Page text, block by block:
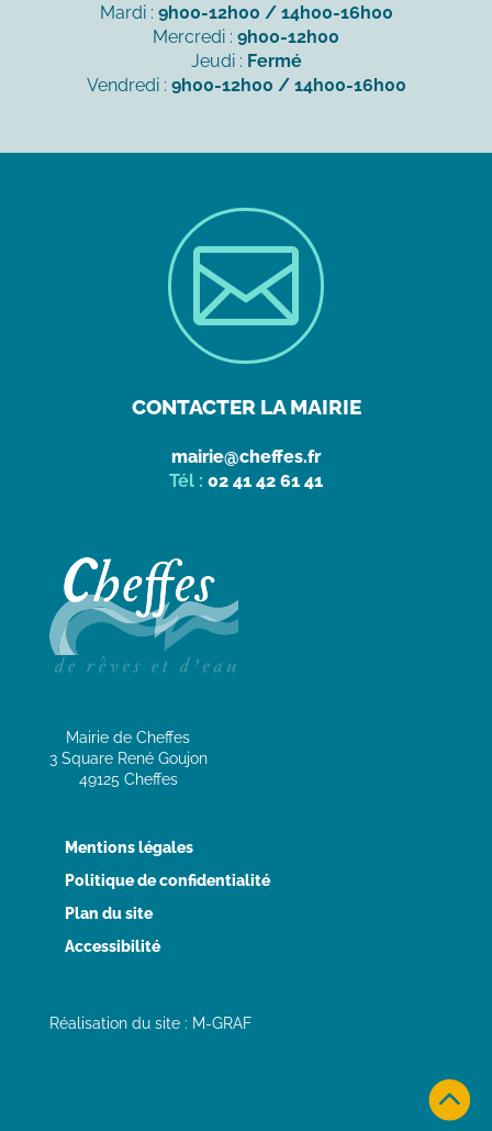
Mardi : 9h00-12h00 / 14h00-16h00
Mercredi : 9h00-12h00
Jeudi : Fermé
Vendredi : 9h00-12h00 / 14h00-16h00

CONTACTER LA MAIRIE
mairie@cheffes.fr
Tél : 02 41 42 61 41

Mairie de Cheffes
3 Square René Goujon
49125 Cheffes
Mentions légales
Politique de confidentialité
Plan du site
Accessibilité
Réalisation du site : M-GRAF